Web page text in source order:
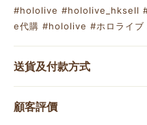
#hololive #hololive_hksell
e代購 #hololive #ホロライブ
送貨及付款方式
顧客評價